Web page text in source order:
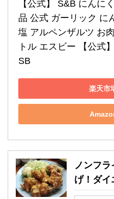
【公式】 S&B にんに
品 公式 ガーリック に
塩 アルペンザルツ お
トル エスビー 【公式
SB
楽天市
ノンフ
げ！ダ